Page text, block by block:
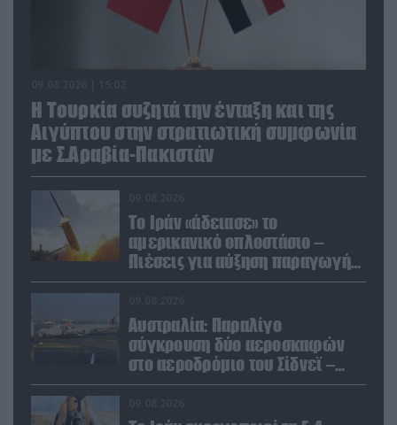
Η Τουρκία συζητά την ένταξη και της
Αιγύπτου στην στρατιωτική συμφωνία
με Σ.Αραβία-Πακιστάν
Το Ιράν «άδειασε» το
αμερικανικό οπλοστάσιο –
Πιέσεις για αύξηση παραγωγής
Patriot και THAAD
Αυστραλία: Παραλίγο
σύγκρουση δύο αεροσκαφών
στο αεροδρόμιο του Σίδνεϊ –
Ένας τραυματίας (βίντεο)